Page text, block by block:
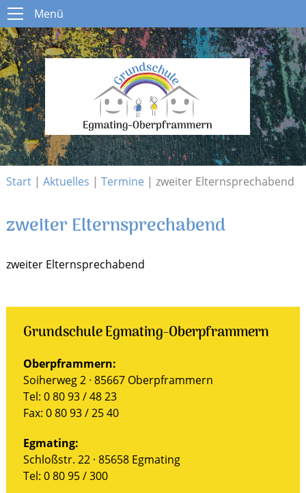
Start
Schule
Open submenu
Aktuelles
Open submenu
Infos
Open submenu
Kontakt
Menü
Start| Aktuelles | Termine | zweiter Elternsprechabend
zweiter Elternsprechabend
zweiter Elternsprechabend
Grundschule Egmating-Oberpframmern
Oberpframmern:
Soiherweg 2 · 85667 Oberpframmern
Tel: 0 80 93 / 48 23
Fax: 0 80 93 / 25 40
Egmating:
Schloßstr. 22 · 85658 Egmating
Tel: 0 80 95 / 300